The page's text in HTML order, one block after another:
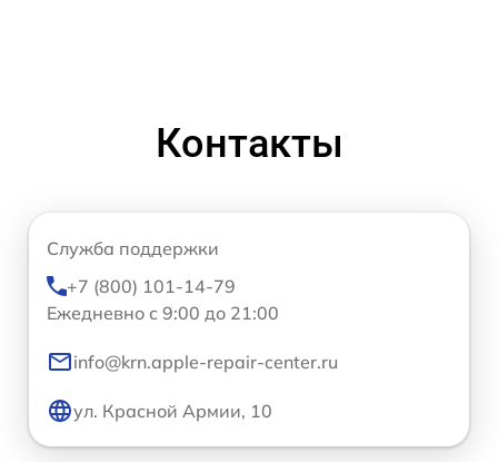
Контакты
Служба поддержки
+7 (800) 101-14-79
Ежедневно с 9:00 до 21:00
info@krn.apple-repair-center.ru
ул. Красной Армии, 10